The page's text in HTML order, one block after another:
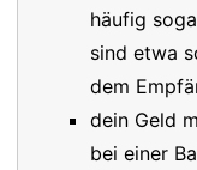
häufig
sind etwa
dem
dein Geld
bei einer